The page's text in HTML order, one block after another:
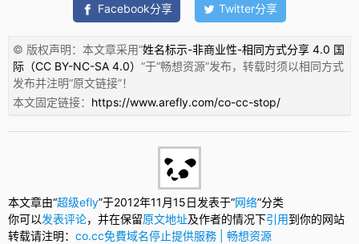
Facebook分享 Twitter分享
© 版权声明：本文章采用“姓名标示-非商业性-相同方式分享 4.0 国
际（CC BY-NC-SA 4.0） ”于“畅想资源”发布，转载时须以相同方式
发布并注明“原文链接”！
本文固定链接： https://www.arefly.com/co-cc-stop/
本文章由“超级efly”于2012年11月15日发表于“网络”分类
你可以发表评论，并在保留原文地址及作者的情况下引用到你的网站
转载请注明： co.cc免費域名停止提供服務 | 畅想资源